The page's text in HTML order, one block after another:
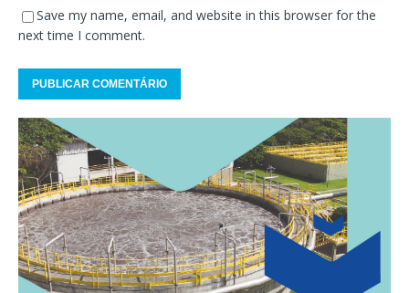
Save my name, email, and website in this browser for the
next time I comment.